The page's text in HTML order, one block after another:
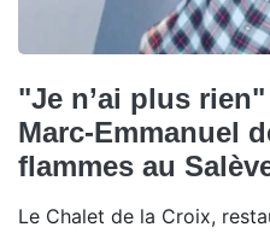
"Je n’ai plus
Marc-Emmanuel
flammes au
Le Chalet de la Croix,